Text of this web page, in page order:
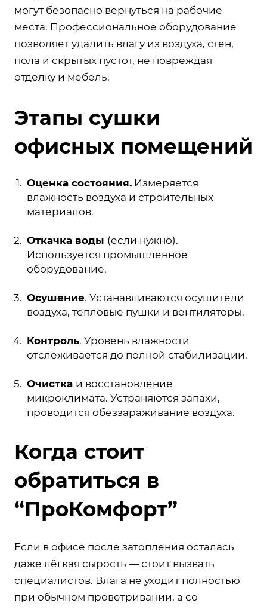
могут безопасно вернуться на рабочие
места. Профессиональное оборудование
позволяет удалить влагу из воздуха, стен,
пола и скрытых пустот, не повреждая
отделку и мебель.
Этапы сушки
офисных помещений
Оценка состояния. Измеряется
влажность воздуха и строительных
материалов.
Откачка воды (если нужно).
Используется промышленное
оборудование.
Осушение. Устанавливаются осушители
воздуха, тепловые пушки и вентиляторы.
Контроль. Уровень влажности
отслеживается до полной стабилизации.
Очистка и восстановление
микроклимата. Устраняются запахи,
проводится обеззараживание воздуха.
Когда стоит
обратиться в
“ПроКомфорт”
Если в офисе после затопления осталась
даже лёгкая сырость — стоит вызвать
специалистов. Влага не уходит полностью
при обычном проветривании, а со